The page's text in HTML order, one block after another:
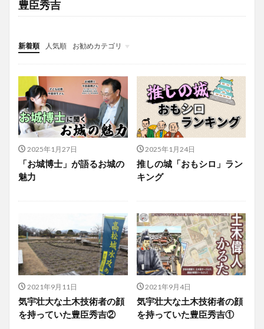
豊臣秀吉
新着順 人気順
お勧めカテゴリ
投稿
学び
マンガ
電子書籍
2025年1月27日
「お城博士」が語るお城の
魅力
2025年1月24日
推しの城「おもシロ」ラン
キング
2021年9月11日
気宇壮大な土木技術者の顔
を持っていた豊臣秀吉②
2021年9月4日
気宇壮大な土木技術者の顔
を持っていた豊臣秀吉①